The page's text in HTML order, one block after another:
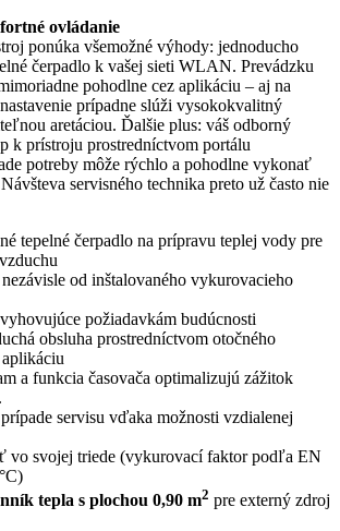
ovládanie
ponúka všemožné výhody: jednoducho
čerpadlo k vašej sieti WLAN. Prevádzku
pohodlne cez aplikáciu – aj na
prípadne slúži vysokokvalitný
aretáciou. Ďalšie plus: váš odborný
k prístroju prostredníctvom portálu
potreby môže rýchlo a pohodlne vykonať
servisného technika preto už často nie
tepelné čerpadlo na prípravu teplej vody pre
od inštalovaného vykurovacieho
požiadavkám budúcnosti
obsluha prostredníctvom otočného
a funkcia časovača optimalizujú zážitok
servisu vďaka možnosti vzdialenej
vo svojej triede (vykurovací faktor podľa EN
tepla s plochou 0,90 m2 pre externý zdroj